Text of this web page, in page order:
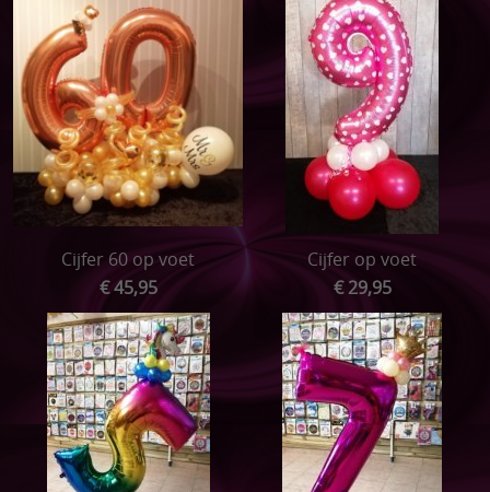
Cijfer 60 op voet
€ 45,95
Cijfer op voet
€ 29,95